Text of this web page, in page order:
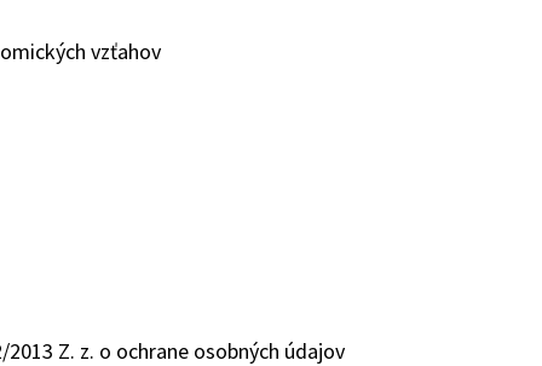
vzťahov
Z. z. o ochrane osobných údajov